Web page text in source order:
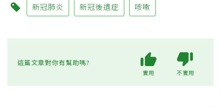
新冠肺炎 新冠後遺症 咳嗽
這篇文章對你有幫助嗎?
實用 不實用